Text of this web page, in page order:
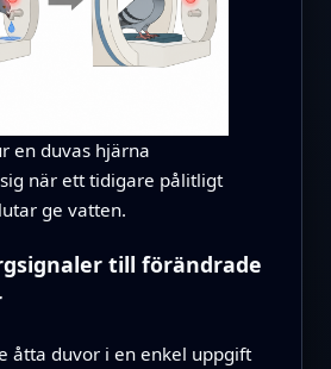
en duvas hjärna
när ett tidigare pålitligt
ge vatten.
till förändrade
åtta duvor i en enkel uppgift